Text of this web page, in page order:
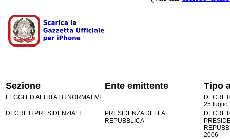
Sezione Ente emittente Tipo
LEGGI ED ALTRI ATTI NORMATIVI
25 luglio
DECRETI PRESIDENZIALI
PRESIDENZA DELLA
REPUBBLICA
2006